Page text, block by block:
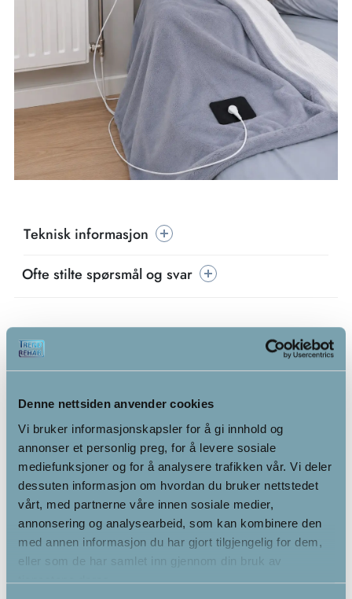
Denne nettsiden anvender cookies
Vi bruker informasjonskapsler for å gi innhold og
annonser et personlig preg, for å levere sosiale
mediefunksjoner og for å analysere trafikken vår. Vi deler
dessuten informasjon om hvordan du bruker nettstedet
vårt, med partnerne våre innen sosiale medier,
annonsering og analysearbeid, som kan kombinere den
med annen informasjon du har gjort tilgjengelig for dem,
eller som de har samlet inn gjennom din bruk av
tjenestene deres.
Teknisk informasjon
Ofte stilte spørsmål og svar